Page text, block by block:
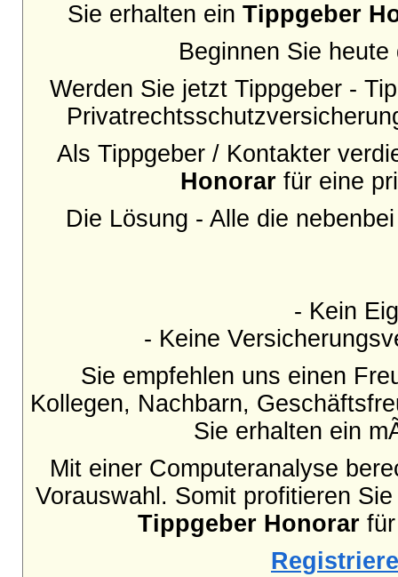
Sie erhalten ein Tippgeber
Beginnen Sie
Werden Sie jetzt Tippgeber -
Als Tippgeber / Kontakter
Honorarfür eine
Die Lösung - Alle die
- Kein
- Keine
Sie empfehlen uns einen
Kollegen, Nachbarn,
Sie erhalten ein
Mit einer Computeranalyse
Vorauswahl. Somit profitieren
Tippgeber Honorarfür